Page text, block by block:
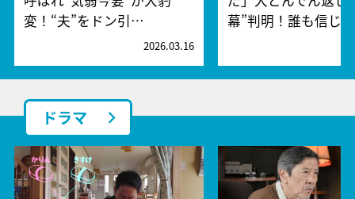
変！“夫”をドン引…
2026.03.16
幕”判明！誰も信じ…
ドラマ